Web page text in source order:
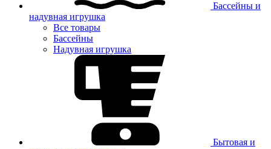
Бассейны и
надувная игрушка
Все товары
Бассейны
Надувная игрушка
Бытовая и